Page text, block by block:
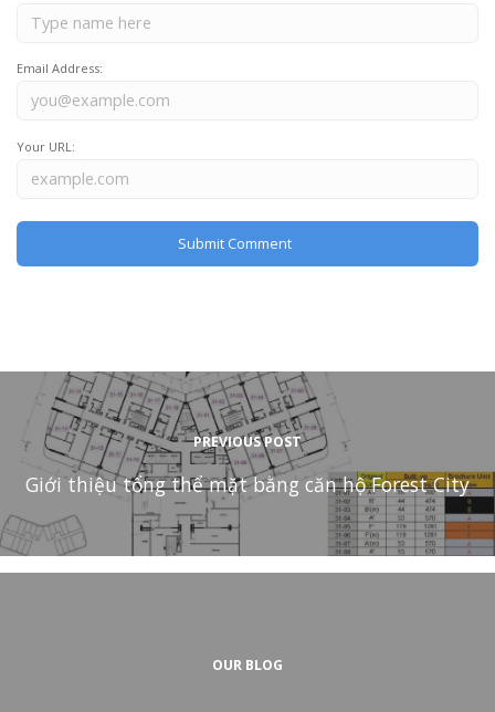
Email Address:
Your URL:
PREVIOUS POST
Giới thiệu tổng thể mặt bằng căn hộ Forest City
OUR BLOG